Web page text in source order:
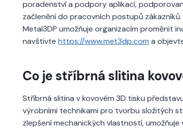
poradenství a podpory aplikací,
začlenění do pracovních postupů
Metal3DP umožňuje organizacím proměnit
navštivte https://www.met3dp.com a
Co je stříbrná slitina
Stříbrná slitina v kovovém 3D tisku
výrobními technikami pro tvorbu složitých
zlepšení mechanických vlastností,